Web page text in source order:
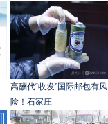
高酬代“收发”国际邮包有风
险！石家庄